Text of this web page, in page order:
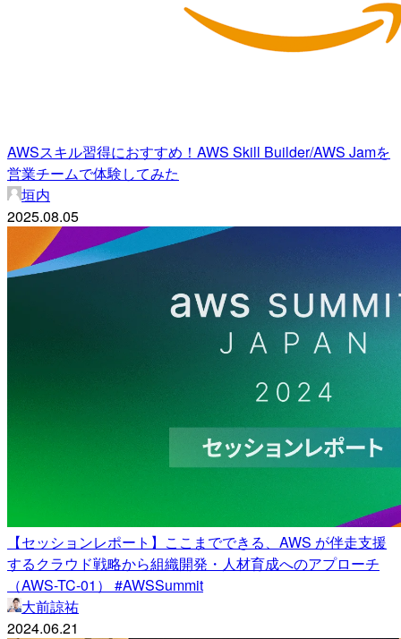
AWSスキル習得におすすめ！AWS Skill Builder/AWS Jamを
営業チームで体験してみた
垣内
2025.08.05
【セッションレポート】ここまでできる、AWS が伴走支援
するクラウド戦略から組織開発・人材育成へのアプローチ
（AWS-TC-01） #AWSSummit
大前諒祐
2024.06.21